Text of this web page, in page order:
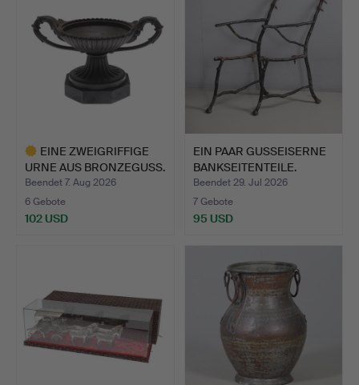
EINE ZWEIGRIFFIGE
URNE AUS BRONZEGUSS.
Beendet 7. Aug 2026
6 Gebote
102 USD
EIN PAAR GUSSEISERNE
BANKSEITENTEILE.
Beendet 29. Jul 2026
7 Gebote
95 USD